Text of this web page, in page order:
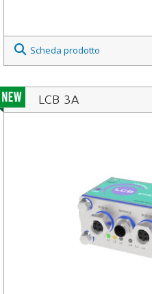
Scheda prodotto
LCB 3A